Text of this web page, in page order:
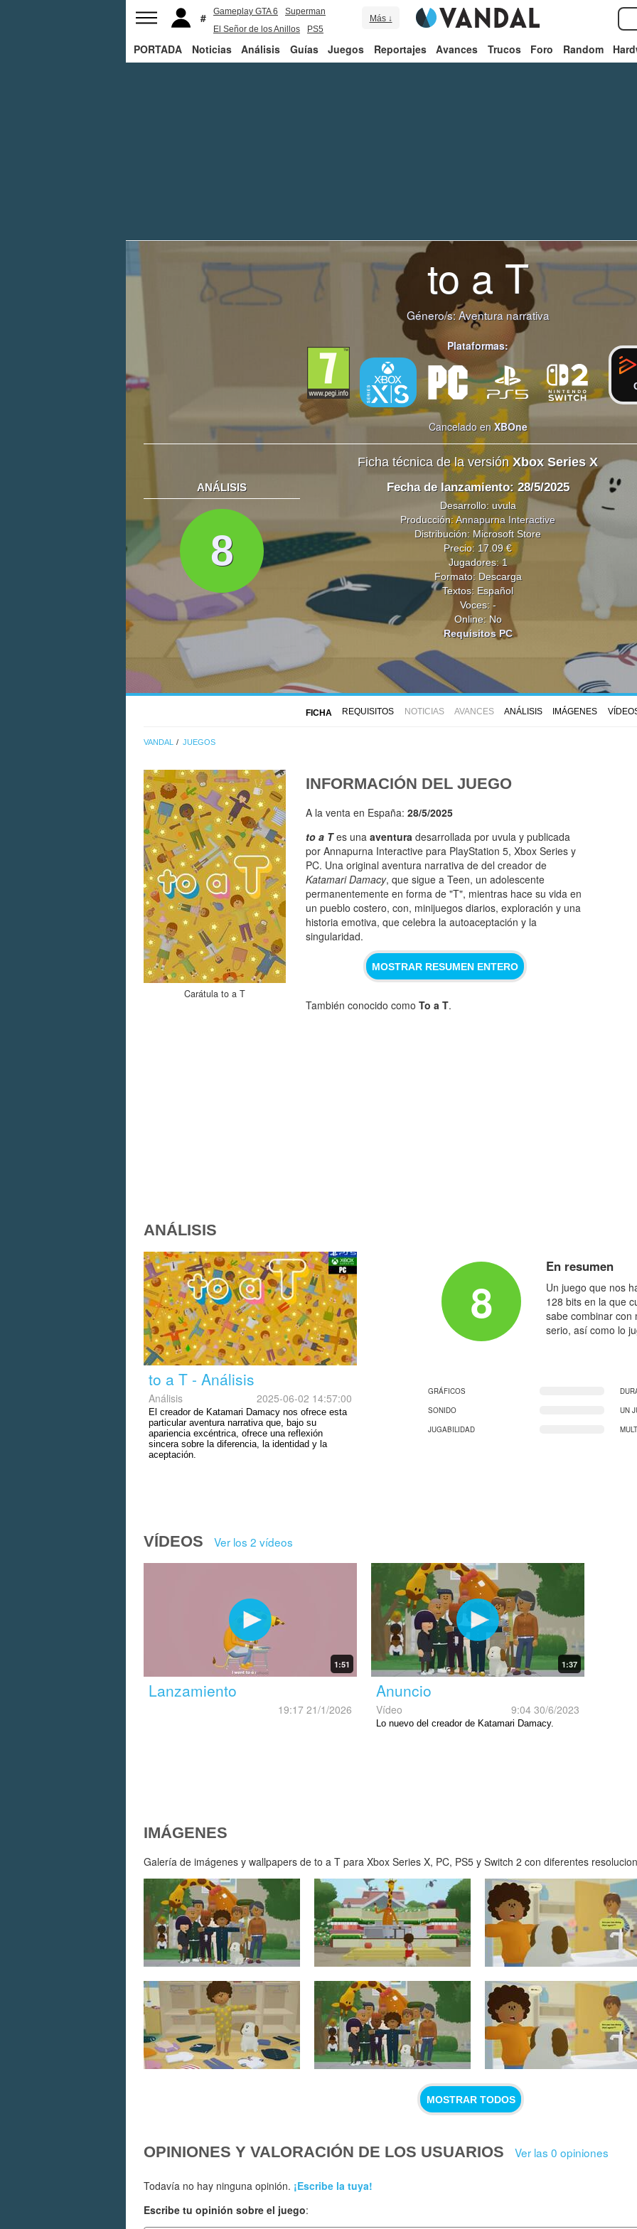
Gameplay GTA 6
Superman
El Señor de los Anillos
PS5
Más ↓
PORTADA Noticias Análisis Guías Juegos Reportajes Avances Trucos Foro Random
to a T
Género/s:Aventura narrativa
Plataformas:
Cancelado enXBOne
Ficha técnica de la versión Xbox Series X
ANÁLISIS
8
Fecha de lanzamiento: 28/5/2025
Desarrollo: uvula
Producción:Annapurna Interactive
Distribución: Microsoft Store
Precio: 17.09 €
Jugadores: 1
Formato: Descarga
Textos: Español
Voces: -
Online: No
Requisitos PC
FICHA REQUISITOS NOTICIAS AVANCES ANÁLISIS IMÁGENES
VANDAL JUEGOS
Carátula to a T
INFORMACIÓN DEL JUEGO
A la venta en España: 28/5/2025
to a Tes una aventura desarrollada por uvula y publicada
por Annapurna Interactive para PlayStation 5, Xbox Series y
PC. Una original aventura narrativa de del creador de
Katamari Damacy, que sigue a Teen, un adolescente
permanentemente en forma de "T", mientras hace su vida en
un pueblo costero, con, minijuegos diarios, exploración y una
historia emotiva, que celebra la autoaceptación y la
singularidad.
MOSTRAR RESUMEN ENTERO
También conocido como To a T.
ANÁLISIS
to a T - Análisis
Análisis 2025-06-02 14:57:00
El creador de Katamari Damacy nos ofrece esta
particular aventura narrativa que, bajo su
apariencia excéntrica, ofrece una reflexión
sincera sobre la diferencia, la identidad y la
aceptación.
8
En resumen
Un juego que nos
128 bits en la que
sabe combinar con
serio, así como lo
GRÁFICOS
SONIDO
UN
JUGABILIDAD
VÍDEOS Ver los 2 vídeos
1:51
Lanzamiento
19:17 21/1/2026
1:37
Anuncio
Vídeo 9:04 30/6/2023
Lo nuevo del creador de Katamari Damacy.
IMÁGENES
Galería de imágenes y wallpapers de to a T para Xbox Series X, PC, PS5 y Switch 2 con diferentes
MOSTRAR TODOS
OPINIONES Y VALORACIÓN DE LOS USUARIOS Ver las 0 opiniones
Todavía no hay ninguna opinión. ¡Escribe la tuya!
Escribe tu opinión sobre el juego: